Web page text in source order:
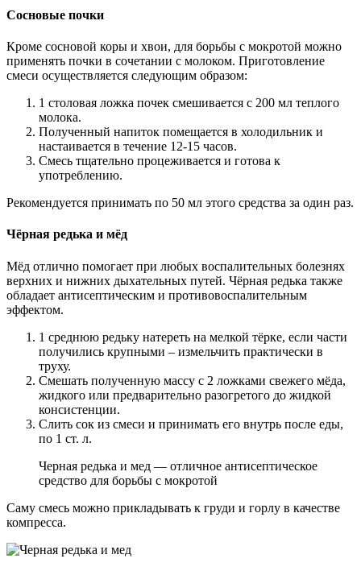
Сосновые почки
Кроме сосновой коры и хвои, для борьбы с мокротой можно
применять почки в сочетании с молоком. Приготовление
смеси осуществляется следующим образом:
1 столовая ложка почек смешивается с 200 мл теплого
молока.
Полученный напиток помещается в холодильник и
настаивается в течение 12-15 часов.
Смесь тщательно процеживается и готова к
употреблению.
Рекомендуется принимать по 50 мл этого средства за один раз.
Чёрная редька и мёд
Мёд отлично помогает при любых воспалительных болезнях
верхних и нижних дыхательных путей. Чёрная редька также
обладает антисептическим и противовоспалительным
эффектом.
1 среднюю редьку натереть на мелкой тёрке, если части
получились крупными – измельчить практически в
труху.
Смешать полученную массу с 2 ложками свежего мёда,
жидкого или предварительно разогретого до жидкой
консистенции.
Слить сок из смеси и принимать его внутрь после еды,
по 1 ст. л.
Черная редька и мед — отличное антисептическое
средство для борьбы с мокротой
Саму смесь можно прикладывать к груди и горлу в качестве
компресса.